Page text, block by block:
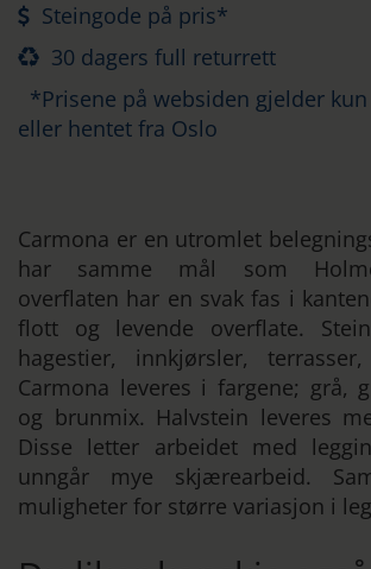
Steingode på pris*
30 dagers full returrett
*Prisene på websiden gjelder
eller hentet fra Oslo
Carmona er en utromlet
har samme mål som
overflaten har en svak fas i
flott og levende overflate.
hagestier, innkjørsler,
Carmona leveres i fargene; grå,
og brunmix. Halvstein leveres
Disse letter arbeidet med
unngår mye skjærearbeid.
muligheter for større variasjon i